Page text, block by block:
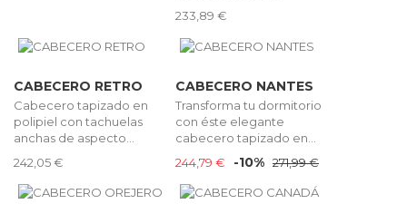
233,89 €
CABECERO RETRO
Cabecero tapizado en
polipiel con tachuelas
anchas de aspecto...
242,05 €
CABECERO NANTES
Transforma tu dormitorio
con éste elegante
cabecero tapizado en...
244,79 €
-10% 271,99 €